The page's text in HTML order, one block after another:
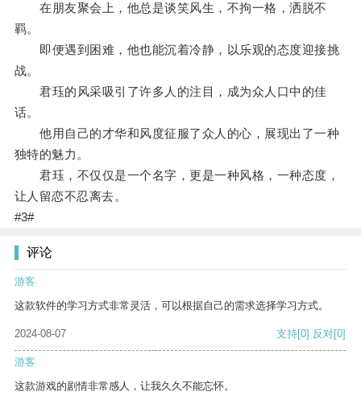
在朋友聚会上，他总是谈笑风生，不拘一格，洒脱不
羁。
即便遇到困难，他也能沉着冷静，以乐观的态度迎接挑
战。
君珏的风采吸引了许多人的注目，成为众人口中的佳
话。
他用自己的才华和风度征服了众人的心，展现出了一种
独特的魅力。
君珏，不仅仅是一个名字，更是一种风格，一种态度，
让人留恋不忍离去。
#3#
评论
游客
这款软件的学习方式非常灵活，可以根据自己的需求选择学习方式。
2024-08-07 支持[0] 反对[0]
游客
这款游戏的剧情非常感人，让我久久不能忘怀。